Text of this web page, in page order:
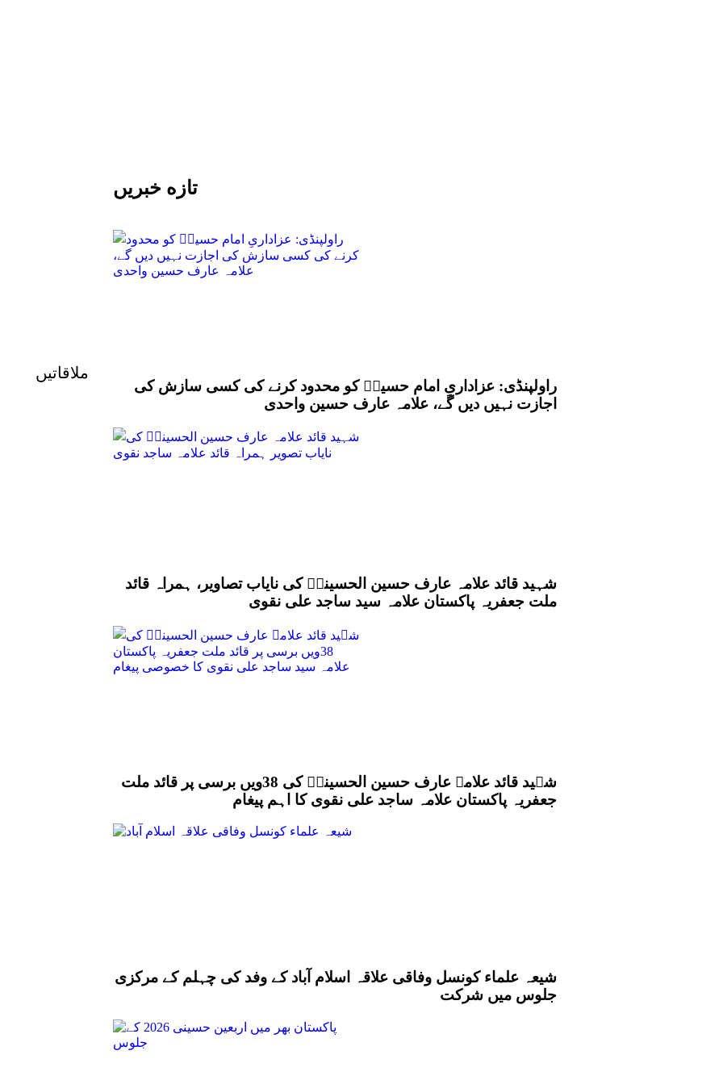
ملاقاتیں
تازه خبریں
راولپنڈی: عزاداریِ امام حسینؑ کو محدود کرنے کی کسی سازش کی
اجازت نہیں دیں گے، علامہ عارف حسین واحدی
شہید قائد علامہ عارف حسین الحسینیؒ کی نایاب تصاویر، ہمراہ قائد
ملت جعفریہ پاکستان علامہ سید ساجد علی نقوی
شہید قائد علامہ عارف حسین الحسینیؒ کی 38ویں برسی پر قائد ملت
جعفریہ پاکستان علامہ ساجد علی نقوی کا اہم پیغام
شیعہ علماء کونسل وفاقی علاقہ اسلام آباد کے وفد کی چہلم کے مرکزی
جلوس میں شرکت